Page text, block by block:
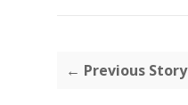
← Previous Story